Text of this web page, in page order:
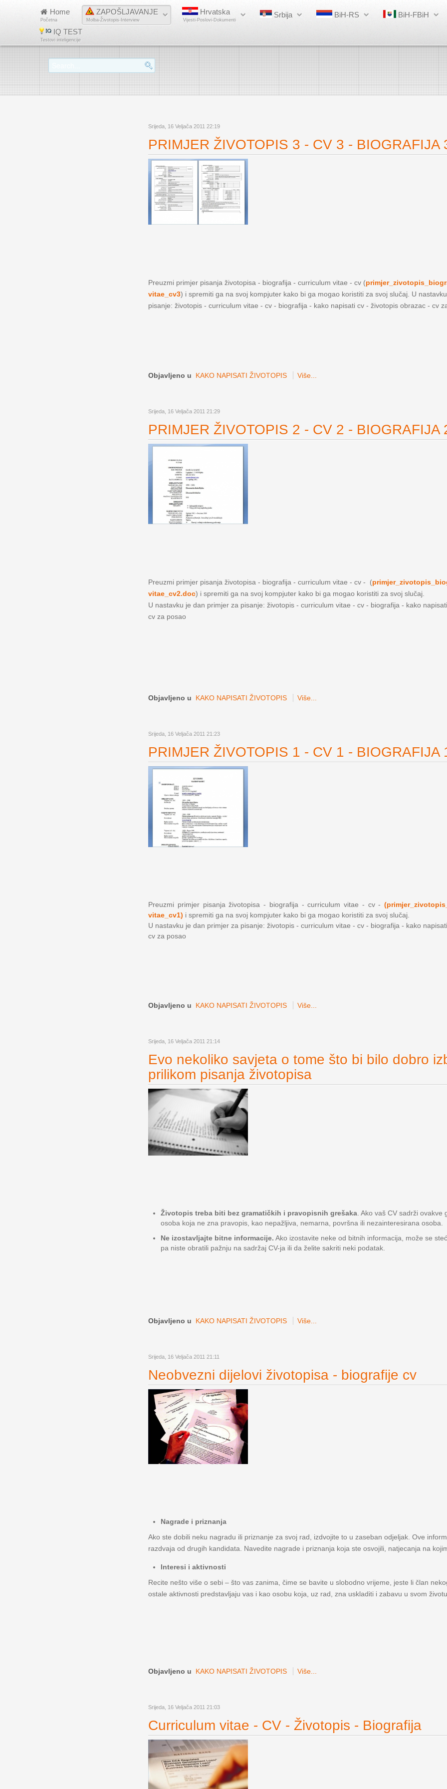
Home
Početna
ZAPOŠLJAVANJE
Molba-Životopis-Interview
Hrvatska
Vijesti-Poslovi-Dokumenti
Srbija BiH-RS
BiH-FBiH
IQ TEST
Testovi inteligencije
Srijeda, 16 Veljača 2011 22:19
PRIMJER ŽIVOTOPIS 3 - CV 3 - BIOGRAFIJA
Preuzmi primjer pisanja životopisa - biografija - curriculum vitae - cv (
vitae_cv3) i spremiti ga na svoj kompjuter kako bi ga mogao koristiti za svoj slučaj. U
pisanje: životopis - curriculum vitae - cv - biografija - kako napisati cv - životopis obrazac - cv
Objavljeno u KAKO NAPISATI ŽIVOTOPIS Više...
Srijeda, 16 Veljača 2011 21:29
PRIMJER ŽIVOTOPIS 2 - CV 2 - BIOGRAFIJA
Preuzmi primjer pisanja životopisa - biografija - curriculum vitae - cv - (
vitae_cv2.doc) i spremiti ga na svoj kompjuter kako bi ga mogao koristiti za svoj slučaj.
U nastavku je dan primjer za pisanje: životopis - curriculum vitae - cv - biografija - kako
cv za posao
Objavljeno u KAKO NAPISATI ŽIVOTOPIS Više...
Srijeda, 16 Veljača 2011 21:23
PRIMJER ŽIVOTOPIS 1 - CV 1 - BIOGRAFIJA
Preuzmi primjer pisanja životopisa - biografija - curriculum vitae - cv -
vitae_cv1) i spremiti ga na svoj kompjuter kako bi ga mogao koristiti za svoj slučaj.
U nastavku je dan primjer za pisanje: životopis - curriculum vitae - cv - biografija - kako
cv za posao
Objavljeno u KAKO NAPISATI ŽIVOTOPIS Više...
Srijeda, 16 Veljača 2011 21:14
Evo nekoliko savjeta o tome što bi bilo dobro
prilikom pisanja životopisa
Životopis treba biti bez gramatičkih i pravopisnih grešaka . Ako vaš CV sadrži
osoba koja ne zna pravopis, kao nepažljiva, nemarna, površna ili nezainteresirana osoba.
Ne izostavljajte bitne informacije. Ako izostavite neke od bitnih informacija, može se
pa niste obratili pažnju na sadržaj CV-ja ili da želite sakriti neki podatak.
Objavljeno u KAKO NAPISATI ŽIVOTOPIS Više...
Srijeda, 16 Veljača 2011 21:11
Neobvezni dijelovi životopisa - biografije cv
Nagrade i priznanja
Ako ste dobili neku nagradu ili priznanje za svoj rad, izdvojite to u zaseban odjeljak. Ove
razdvaja od drugih kandidata. Navedite nagrade i priznanja koja ste osvojili, natjecanja na
Interesi i aktivnosti
Recite nešto više o sebi – što vas zanima, čime se bavite u slobodno vrijeme, jeste li član
ostale aktivnosti predstavljaju vas i kao osobu koja, uz rad, zna uskladiti i zabavu u svom
Objavljeno u KAKO NAPISATI ŽIVOTOPIS Više...
Srijeda, 16 Veljača 2011 21:03
Curriculum vitae - CV - Životopis - Biografija